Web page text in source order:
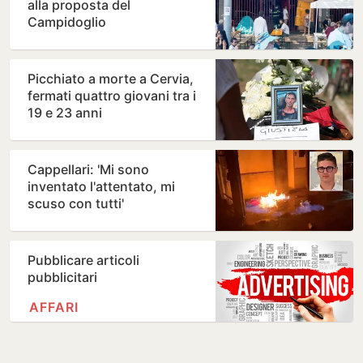
alla proposta del
Campidoglio
Picchiato a morte a Cervia,
fermati quattro giovani tra i
19 e 23 anni
Cappellari: 'Mi sono
inventato l'attentato, mi
scuso con tutti'
Pubblicare articoli
pubblicitari
AFFARI